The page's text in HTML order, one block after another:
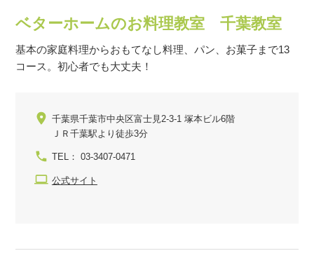
ベターホームのお料理教室 千葉教室
基本の家庭料理からおもてなし料理、パン、お菓子まで13
コース。初心者でも大丈夫！
千葉県千葉市中央区富士見2-3-1 塚本ビル6階
ＪＲ千葉駅より徒歩3分
TEL： 03-3407-0471
公式サイト